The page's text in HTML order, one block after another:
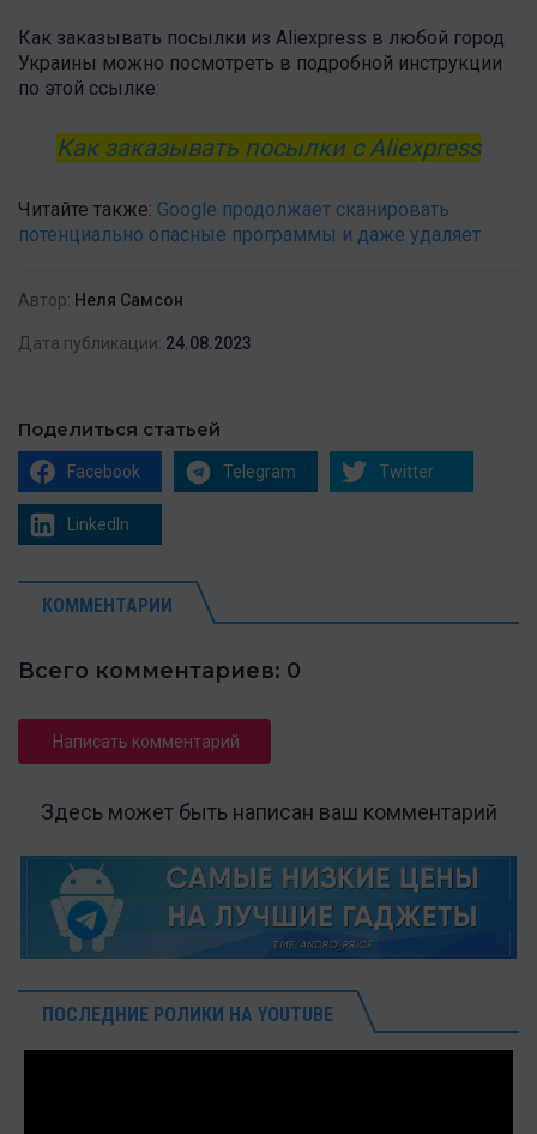
Как заказывать посылки из Aliexpress в любой город
Украины можно посмотреть в подробной инструкции
по этой ссылке:
Как заказывать посылки с Aliexpress
Читайте также: Google продолжает сканировать
потенциально опасные программы и даже удаляет
Автор: Неля Самсон
Дата публикации: 24.08.2023
Поделиться статьей
Facebook Telegram Twitter
LinkedIn
КОММЕНТАРИИ
Всего комментариев: 0
Написать комментарий
Здесь может быть написан ваш комментарий
ПОСЛЕДНИЕ РОЛИКИ НА YOUTUBE